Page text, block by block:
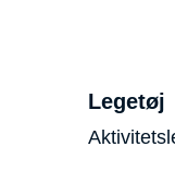
Legetøj